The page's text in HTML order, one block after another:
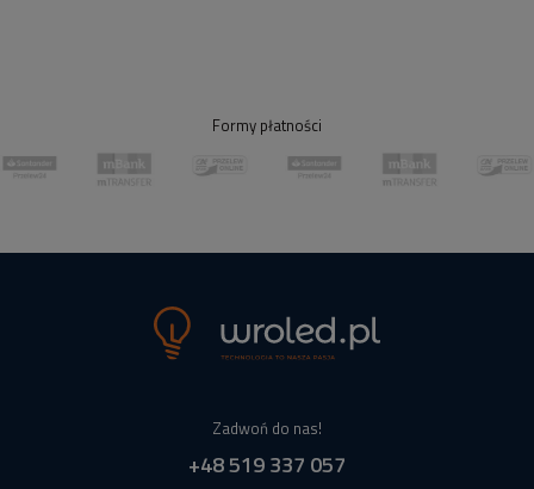
Formy płatności
Zadwoń do nas!
+48 519 337 057